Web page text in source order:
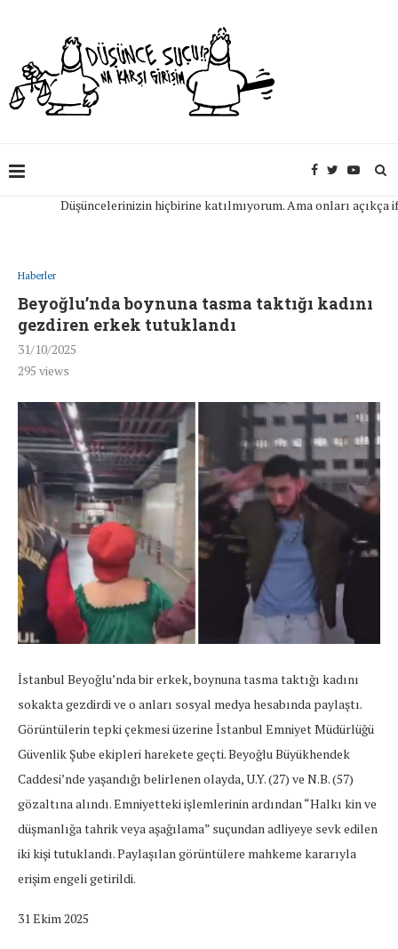
Düşüncelerinizin hiçbirine katılmıyorum. Ama onları açıkça
Haberler
Beyoğlu’nda boynuna tasma taktığı kadını
gezdiren erkek tutuklandı
31/10/2025
295 views
İstanbul Beyoğlu’nda bir erkek, boynuna tasma taktığı kadını
sokakta gezdirdi ve o anları sosyal medya hesabında paylaştı.
Görüntülerin tepki çekmesi üzerine İstanbul Emniyet Müdürlüğü
Güvenlik Şube ekipleri harekete geçti. Beyoğlu Büyükhendek
Caddesi’nde yaşandığı belirlenen olayda, U.Y. (27) ve N.B. (57)
gözaltına alındı. Emniyetteki işlemlerinin ardından “Halkı kin ve
düşmanlığa tahrik veya aşağılama” suçundan adliyeye sevk edilen
iki kişi tutuklandı. Paylaşılan görüntülere mahkeme kararıyla
erişim engeli getirildi.
31 Ekim 2025